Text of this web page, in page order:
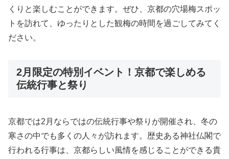
くりと楽しむことができます。ぜひ、京都の穴場梅スポッ
トを訪れて、ゆったりとした観梅の時間を過ごしてみてく
ださい。
2月限定の特別イベント！京都で楽しめる
伝統行事と祭り
京都では2月ならではの伝統行事や祭りが開催され、冬の
寒さの中でも多くの人々が訪れます。歴史ある神社仏閣で
行われる行事は、京都らしい風情を感じることができる貴